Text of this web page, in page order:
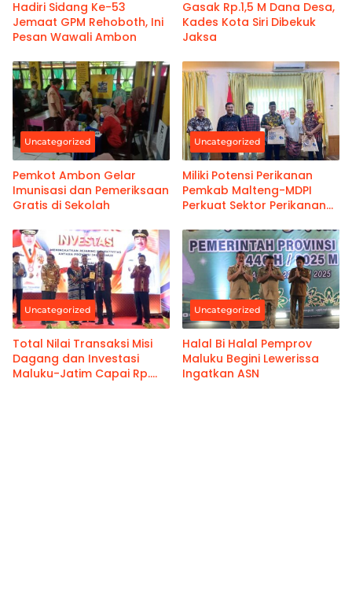
Hadiri Sidang Ke-53
Jemaat GPM Rehoboth, Ini
Pesan Wawali Ambon
Gasak Rp.1,5 M Dana Desa,
Kades Kota Siri Dibekuk
Jaksa
Uncategorized
Pemkot Ambon Gelar
Imunisasi dan Pemeriksaan
Gratis di Sekolah
Uncategorized
Miliki Potensi Perikanan
Pemkab Malteng-MDPI
Perkuat Sektor Perikanan
Uncategorized
Total Nilai Transaksi Misi
Dagang dan Investasi
Maluku-Jatim Capai Rp.
Uncategorized
Halal Bi Halal Pemprov
Maluku Begini Lewerissa
Ingatkan ASN